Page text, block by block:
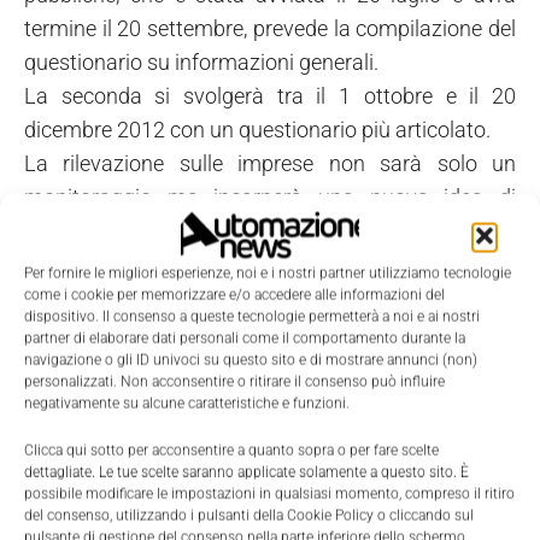
Per fornire le migliori esperienze, noi e i nostri partner utilizziamo tecnologie
come i cookie per memorizzare e/o accedere alle informazioni del
dispositivo. Il consenso a queste tecnologie permetterà a noi e ai nostri
partner di elaborare dati personali come il comportamento durante la
navigazione o gli ID univoci su questo sito e di mostrare annunci (non)
personalizzati. Non acconsentire o ritirare il consenso può influire
negativamente su alcune caratteristiche e funzioni.
Clicca qui sotto per acconsentire a quanto sopra o per fare scelte
dettagliate. Le tue scelte saranno applicate solamente a questo sito. È
possibile modificare le impostazioni in qualsiasi momento, compreso il ritiro
del consenso, utilizzando i pulsanti della Cookie Policy o cliccando sul
termine il 20 settembre, prevede la compilazione del
questionario su informazioni generali.
La seconda si svolgerà tra il 1 ottobre e il 20
dicembre 2012 con un questionario più articolato.
La rilevazione sulle imprese non sarà solo un
monitoraggio ma incarnerà una nuova idea di
'censimento continuo'. Alle informazioni tradizionali,
in gran parte desunte dagli archivi amministrativi, si
aggiunge un registro statistico dell'occupazione i cui
dati, congiuntamente a quelli tradizionali sul
sistema impresa, rappresenteranno una solida base
su cui strutturare annualmente indagini
offriranno, inoltre, approfondimenti inediti su temi
come governance, relazioni tra imprese,
competitività, internazionalizzazione e strategie